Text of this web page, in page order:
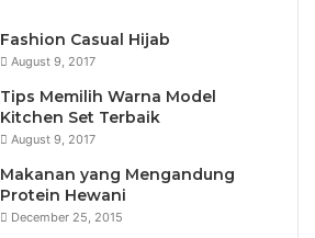
Fashion Casual Hijab
August 9, 2017
Tips Memilih Warna Model
Kitchen Set Terbaik
August 9, 2017
Makanan yang Mengandung
Protein Hewani
December 25, 2015